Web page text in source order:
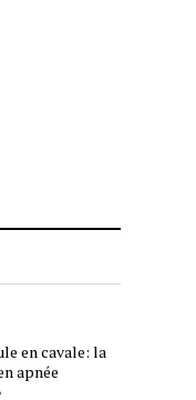
en cavale: la
apnée